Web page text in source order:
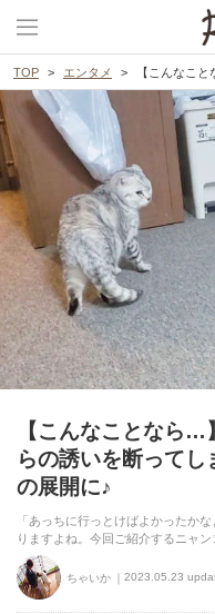
TOP エンタメ 【こんなことなら…】“
【こんなことなら…
らの誘いを断って
の展開に♪
「あっちに行っとけばよかったか
りますよね。今回ご紹介するニャ
ちゃいか 2023.05.23